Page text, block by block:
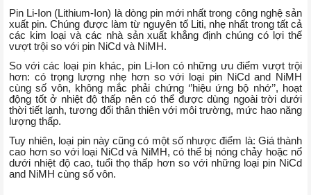
Pin Li-Ion (Lithium-Ion) là dòng pin mới nhất trong công nghệ sản
xuất pin. Chúng được làm từ nguyên tố Liti, nhẹ nhất trong tất cả
các kim loại và các nhà sản xuất khẳng định chúng có lợi thế
vượt trội so với pin NiCd và NiMH.
So với các loại pin khác, pin Li-Ion có những ưu điểm vượt trội
hơn: có trọng lượng nhẹ hơn so với loại pin NiCd and NiMH
cùng số vôn, không mắc phải chứng ‘’hiệu ứng bộ nhớ’’, hoạt
động tốt ở nhiệt độ thấp nên có thể được dùng ngoài trời dưới
thời tiết lạnh, tương đối thân thiên với môi trường, mức hao năng
lượng thấp.
Tuy nhiên, loại pin này cũng có một số nhược điểm là: Giá thành
cao hơn so với loại NiCd và NiMH, có thể bị nóng chảy hoặc nổ
dưới nhiệt độ cao, tuổi thọ thấp hơn so với những loại pin NiCd
and NiMH cùng số vôn.